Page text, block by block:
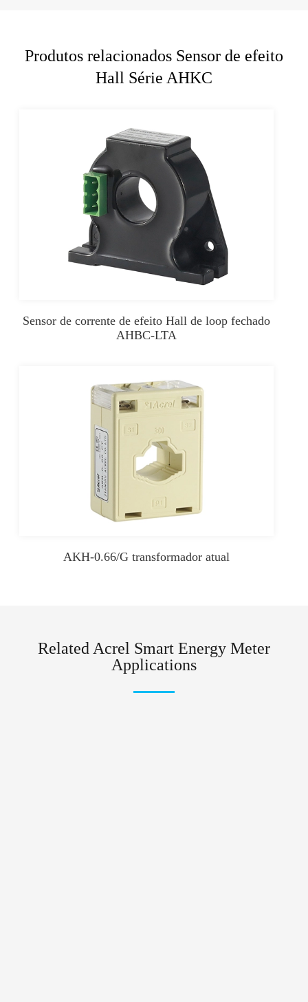
Produtos relacionados Sensor de efeito
Hall Série AHKC
Sensor de corrente de efeito Hall de loop fechado
AHBC-LTA
AKH-0.66/G transformador atual
Related Acrel Smart Energy Meter
Applications